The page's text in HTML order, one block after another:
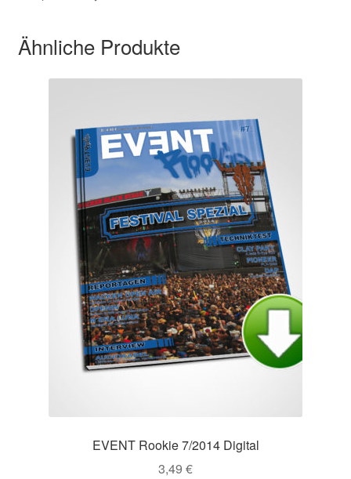
Ähnliche Produkte
EVENT Rookie 7/2014 Digital
3,49 €